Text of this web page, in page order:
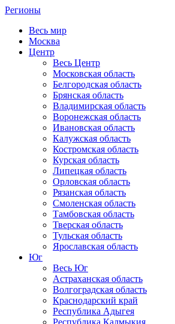
Регионы
Весь мир
Москва
Центр
Весь Центр
Московская область
Белгородская область
Брянская область
Владимирская область
Воронежская область
Ивановская область
Калужская область
Костромская область
Курская область
Липецкая область
Орловская область
Рязанская область
Смоленская область
Тамбовская область
Тверская область
Тульская область
Ярославская область
Юг
Весь Юг
Астраханская область
Волгоградская область
Краснодарский край
Республика Адыгея
Республика Калмыкия